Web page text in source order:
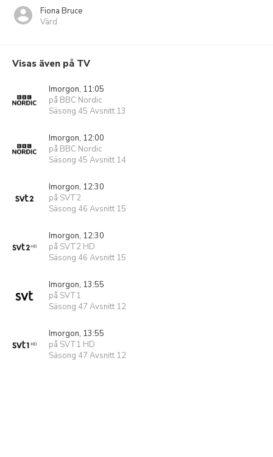
Fiona Bruce
Värd
Visas även på TV
Imorgon, 11:05
på BBC Nordic
Säsong 45 Avsnitt 13
Imorgon, 12:00
på BBC Nordic
Säsong 45 Avsnitt 14
Imorgon, 12:30
på SVT2
Säsong 46 Avsnitt 15
Imorgon, 12:30
på SVT2 HD
Säsong 46 Avsnitt 15
Imorgon, 13:55
på SVT1
Säsong 47 Avsnitt 12
Imorgon, 13:55
på SVT1 HD
Säsong 47 Avsnitt 12